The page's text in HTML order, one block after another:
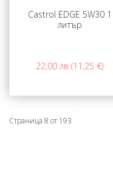
Castrol EDGE 5W30 1
литър
22,00 лв (11,25 €)
Страница 8 от 193